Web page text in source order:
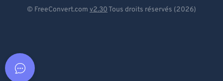
© FreeConvert.com v2.30 Tous droits réservés (2026)